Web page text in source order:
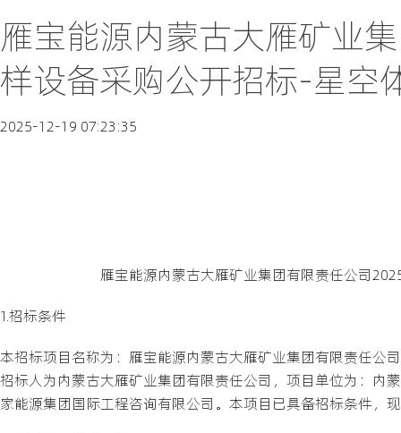
雁宝能源内蒙古大雁矿业
样设备采购公开招标-星空
2025-12-19 07:23:35
雁宝能源内蒙古大雁矿业集团有限责任公司
1.招标条件
本招标项目名称为：雁宝能源内蒙古大雁矿业集团有限责任公
招标人为内蒙古大雁矿业集团有限责任公司，项目单位为：内
家能源集团国际工程咨询有限公司。本项目已具备招标条件，